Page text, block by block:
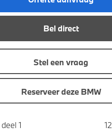
Bel direct
Stel een vraag
Reserveer deze BMW
1